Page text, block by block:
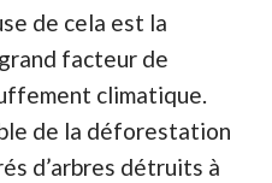
de cela est la
facteur de
climatique.
de la déforestation
d’arbres détruits à